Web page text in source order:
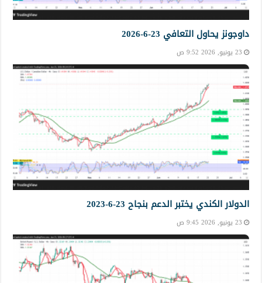
داوجونز يحاول التعافي 23-6-2026
23 يونيو, 2026 9:52 ص
الدولار الكندي يختبر الدعم بنجاح 23-6-2023
23 يونيو, 2026 9:45 ص